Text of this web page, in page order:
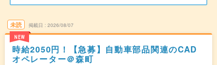
未読
NEW
掲載日 2026/08/07
時給2050円！【急募】自動車部品関連のCAD
オペレーター＠森町